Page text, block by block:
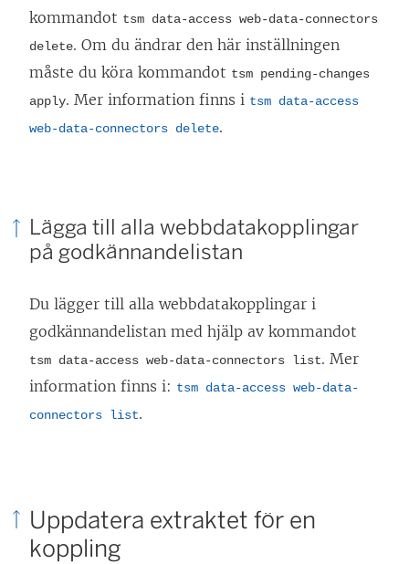
kommandot tsm data-access web-data-connectors
delete. Om du ändrar den här inställningen
måste du köra kommandot tsm pending-changes
apply. Mer information finns i tsm data-access
web-data-connectors delete.
Lägga till alla webbdatakopplingar
på godkännandelistan
Du lägger till alla webbdatakopplingar i
godkännandelistan med hjälp av kommandot
tsm data-access web-data-connectors list. Mer
information finns i: tsm data-access web-data-
connectors list.
Uppdatera extraktet för en
koppling